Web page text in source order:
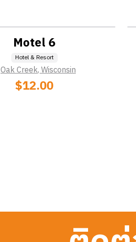
Motel 6
Hotel & Resort
Oak Creek,Wisconsin
$12.00